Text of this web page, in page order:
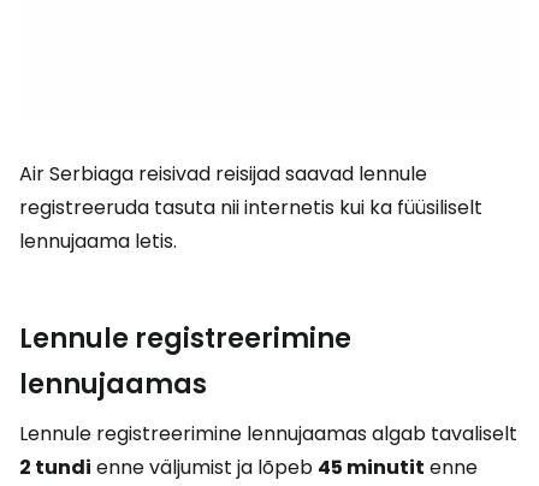
Air Serbiaga reisivad reisijad saavad lennule
registreeruda tasuta nii internetis kui ka füüsiliselt
lennujaama letis.
Lennule registreerimine
lennujaamas
Lennule registreerimine lennujaamas algab tavaliselt
2 tundi enne väljumist ja lõpeb 45 minutit enne